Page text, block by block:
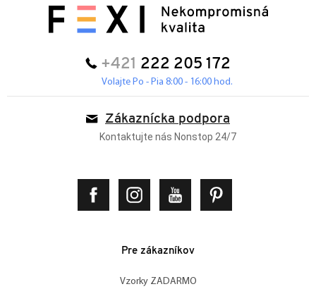
+421 222 205 172
Volajte Po - Pia 8:00 - 16:00 hod.
Zákaznícka podpora
Kontaktujte nás Nonstop 24/7
Pre zákazníkov
Vzorky ZADARMO